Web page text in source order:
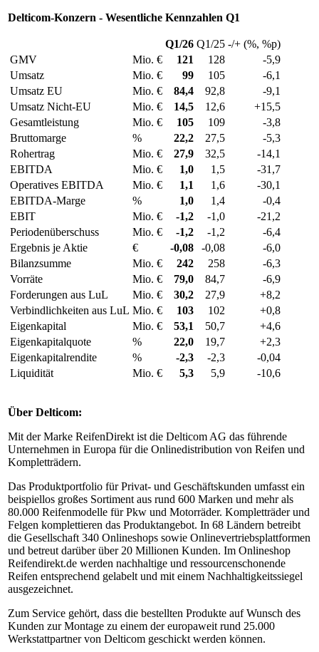
Delticom-Konzern - Wesentliche Kennzahlen Q1
Q1/26 Q1/25 -/+ (%, %p)
GMV
Mio. € 121 128
-5,9
Umsatz
Mio. € 99 105
-6,1
Umsatz EU
Mio. € 84,4 92,8
-9,1
Umsatz Nicht-EU
Mio. € 14,5 12,6
+15,5
Gesamtleistung
Mio. € 105 109
-3,8
Bruttomarge
% 22,2 27,5
-5,3
Rohertrag
Mio. € 27,9 32,5
-14,1
EBITDA
Mio. € 1,0 1,5
-31,7
Operatives EBITDA
Mio. € 1,1 1,6
-30,1
EBITDA-Marge
% 1,0 1,4
-0,4
EBIT
Mio. € -1,2 -1,0
-21,2
Periodenüberschuss
Mio. € -1,2 -1,2
-6,4
Ergebnis je Aktie
€ -0,08 -0,08
-6,0
Bilanzsumme
Mio. € 242 258
-6,3
Vorräte
Mio. € 79,0 84,7
-6,9
Forderungen aus LuL
Mio. € 30,2 27,9
+8,2
Verbindlichkeiten aus LuL Mio. € 103 102
+0,8
Eigenkapital
Mio. € 53,1 50,7
+4,6
Eigenkapitalquote
% 22,0 19,7
+2,3
Eigenkapitalrendite
% -2,3 -2,3
-0,04
Liquidität
Mio. € 5,3 5,9 -10,6
Über Delticom:
Mit der Marke ReifenDirekt ist die Delticom AG das führende
Unternehmen in Europa für die Onlinedistribution von Reifen und
Kompletträdern.
Das Produktportfolio für Privat- und Geschäftskunden umfasst ein
beispiellos großes Sortiment aus rund 600 Marken und mehr als
80.000 Reifenmodelle für Pkw und Motorräder. Kompletträder und
Felgen komplettieren das Produktangebot. In 68 Ländern betreibt
die Gesellschaft 340 Onlineshops sowie Onlinevertriebsplattformen
und betreut darüber über 20 Millionen Kunden. Im Onlineshop
Reifendirekt.de werden nachhaltige und ressourcenschonende
Reifen entsprechend gelabelt und mit einem Nachhaltigkeitssiegel
ausgezeichnet.
Zum Service gehört, dass die bestellten Produkte auf Wunsch des
Kunden zur Montage zu einem der europaweit rund 25.000
Werkstattpartner von Delticom geschickt werden können.